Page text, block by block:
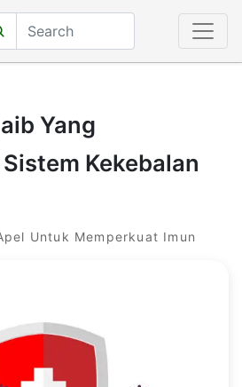
Yang
Kekebalan
Untuk Memperkuat Imun